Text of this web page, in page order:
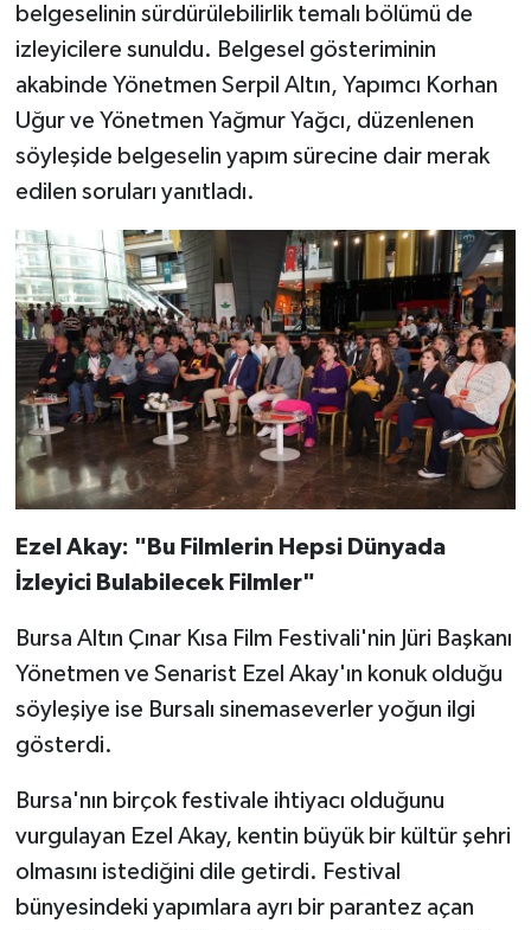
belgeselinin sürdürülebilirlik temalı bölümü de
izleyicilere sunuldu. Belgesel gösteriminin
akabinde Yönetmen Serpil Altın, Yapımcı Korhan
Uğur ve Yönetmen Yağmur Yağcı, düzenlenen
söyleşide belgeselin yapım sürecine dair merak
edilen soruları yanıtladı.
Ezel Akay: "Bu Filmlerin Hepsi Dünyada
İzleyici Bulabilecek Filmler"
Bursa Altın Çınar Kısa Film Festivali'nin Jüri Başkanı
Yönetmen ve Senarist Ezel Akay'ın konuk olduğu
söyleşiye ise Bursalı sinemaseverler yoğun ilgi
gösterdi.
Bursa'nın birçok festivale ihtiyacı olduğunu
vurgulayan Ezel Akay, kentin büyük bir kültür şehri
olmasını istediğini dile getirdi. Festival
bünyesindeki yapımlara ayrı bir parantez açan